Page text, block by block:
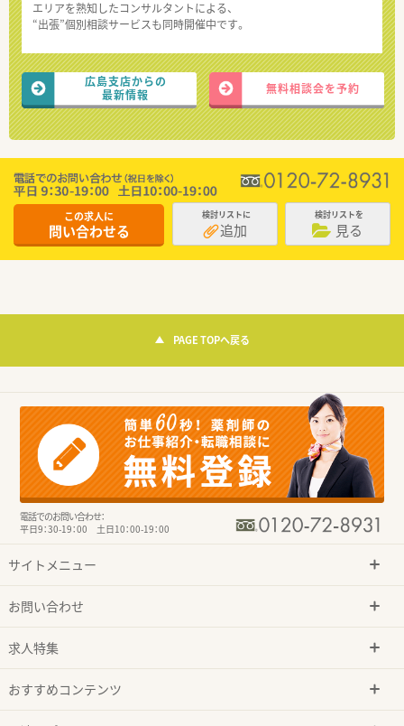
エリアを熟知したコンサルタントによる、
“出張”個別相談サービスも同時開催中です。
広島支店からの
最新情報
無料相談会を予約
この求人に
問い合わせる
検討リストに
追加
検討リストを
見る
PAGE TOPへ戻る
電話でのお問い合わせ：
平日9：30-19：00 土日10：00-19：00
サイトメニュー
お問い合わせ
求人特集
おすすめコンテンツ